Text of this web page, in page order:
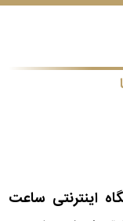
اینترنتی ساعت